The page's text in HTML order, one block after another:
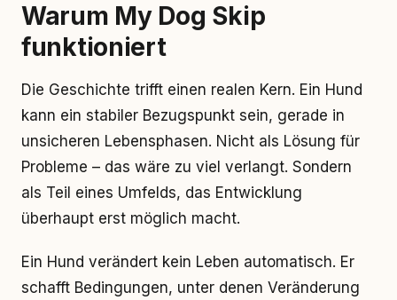
Warum My Dog Skip
funktioniert
Die Geschichte trifft einen realen Kern. Ein Hund
kann ein stabiler Bezugspunkt sein, gerade in
unsicheren Lebensphasen. Nicht als Lösung für
Probleme – das wäre zu viel verlangt. Sondern
als Teil eines Umfelds, das Entwicklung
überhaupt erst möglich macht.
Ein Hund verändert kein Leben automatisch. Er
schafft Bedingungen, unter denen Veränderung